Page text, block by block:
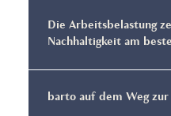
Die Arbeitsbelastung
Nachhaltigkeit am
barto auf dem Weg